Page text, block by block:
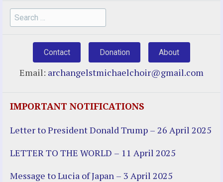
Search
for:
Contact Donation About
Email: archangelstmichaelchoir@gmail.com
IMPORTANT NOTIFICATIONS
Letter to President Donald Trump – 26 April 2025
LETTER TO THE WORLD – 11 April 2025
Message to Lucia of Japan – 3 April 2025